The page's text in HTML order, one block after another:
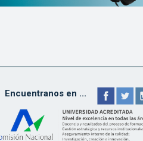
Encuentranos en ...